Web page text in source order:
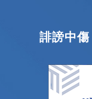
誹謗中